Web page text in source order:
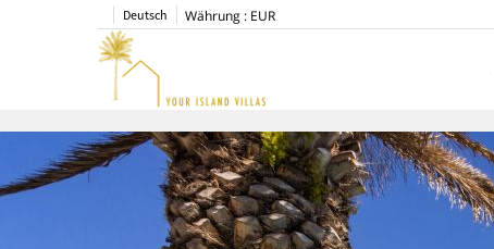
Deutsch Währung : EUR